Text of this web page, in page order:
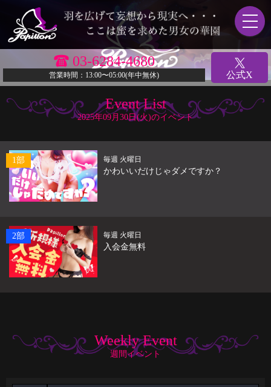
03-6284-4680
営業時間：13:00〜05:00(年中無休) 公式X
Event List
2025年09月30日(火)のイベント
1部 毎週 火曜日
かわいいだけじゃダメですか？
2部 毎週 火曜日
入会金無料
Weekly Event
週間イベント